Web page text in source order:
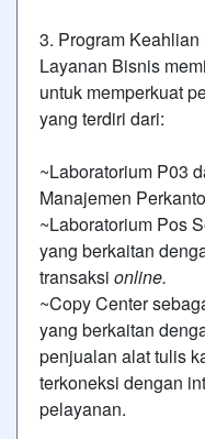
3. Program
Layanan Bisnis
untuk memperkuat
yang terdiri dari:
~Laboratorium P03
Manajemen
~Laboratorium Pos
yang berkaitan
transaksi online.
~Copy Center
yang berkaitan
penjualan alat tulis
terkoneksi dengan
pelayanan.